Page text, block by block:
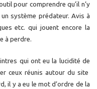
pour comprendre qu’il n’y
système prédateur. Avis à
etc. qui jouent encore la
à perdre.
qui ont eu la lucidité de
ceux réunis autour du site
il y a eu le mot d’ordre de la